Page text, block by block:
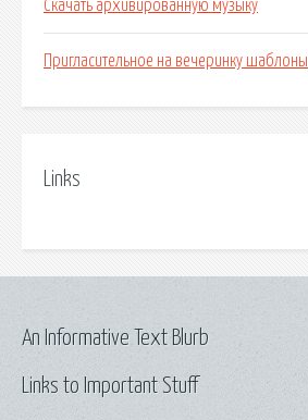
Скачать архивированную музыку
Пригласительное на вечеринку шаблоны
Links
Links to Important Stuff
An Informative Text Blurb